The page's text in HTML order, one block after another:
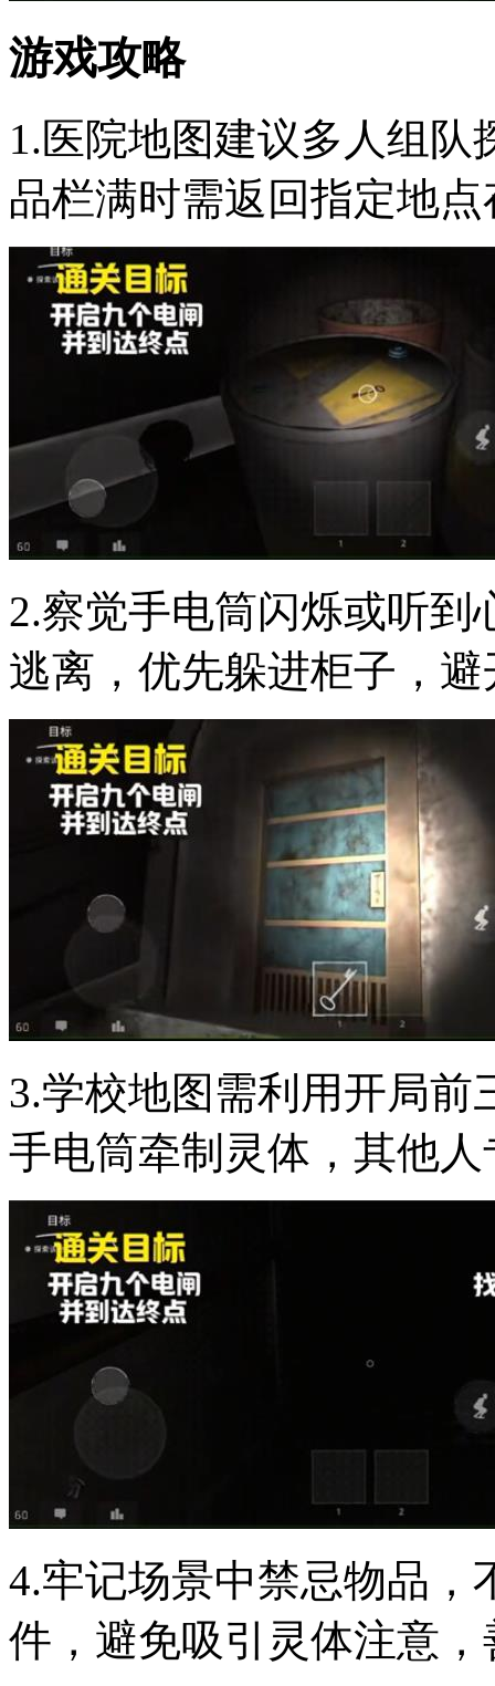
游戏攻略
1.医院地图建议多人组
品栏满时需返回指定地
2.察觉手电筒闪烁或听
逃离，优先躲进柜子，
3.学校地图需利用开局
手电筒牵制灵体，其他
4.牢记场景中禁忌物品，
件，避免吸引灵体注意